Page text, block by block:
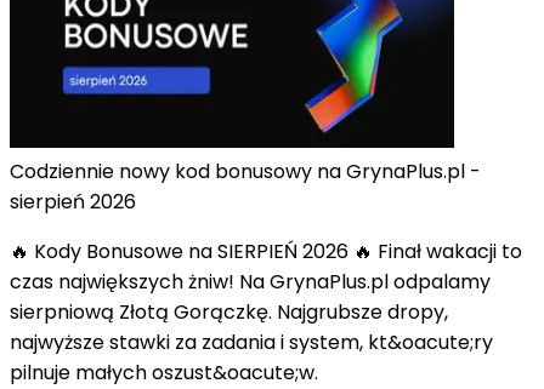
Codziennie nowy kod bonusowy na GrynaPlus.pl -
sierpień 2026
🔥 Kody Bonusowe na SIERPIEŃ 2026 🔥 Finał wakacji to
czas największych żniw! Na GrynaPlus.pl odpalamy
sierpniową Złotą Gorączkę. Najgrubsze dropy,
najwyższe stawki za zadania i system, kt&oacute;ry
pilnuje małych oszust&oacute;w.